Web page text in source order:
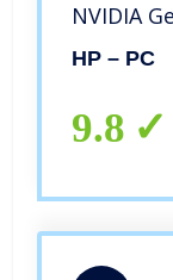
NVIDIA
Windows
Impronte
Argento
HP – PC
9.8